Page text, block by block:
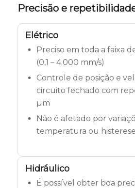
Precisão e
Elétrico
Preciso em toda a faixa
(0,1 – 4.000 mm/s)
Controle de posição e
circuito fechado com
µm
Não é afetado por
temperatura ou
Hidráulico
É possível obter boa